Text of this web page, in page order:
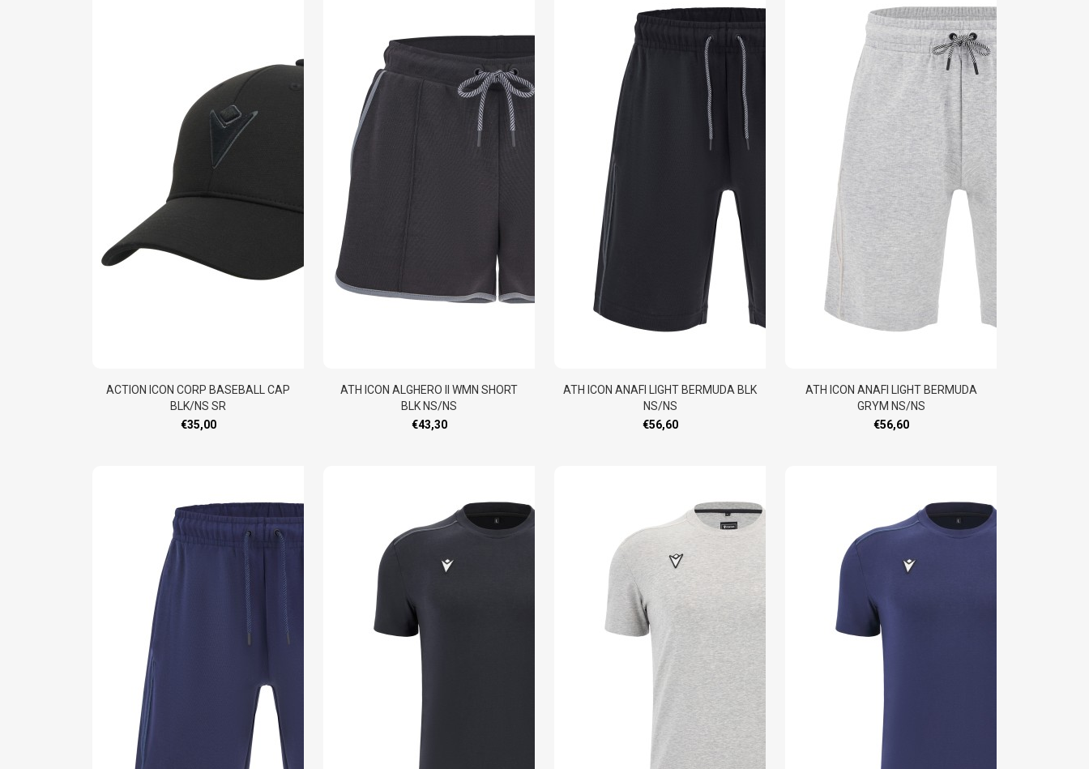
ACTION ICON CORP BASEBALL CAP
BLK/NS SR
€35,00
ATH ICON ALGHERO II WMN SHORT
BLK NS/NS
€43,30
ATH ICON ANAFI LIGHT BERMUDA BLK
NS/NS
€56,60
ATH ICON ANAFI LIGHT BERMUDA
GRYM NS/NS
€56,60